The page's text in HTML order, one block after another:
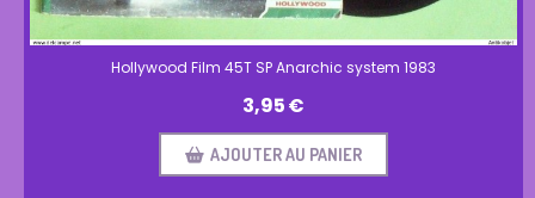
Hollywood Film 45T SP Anarchic system 1983
3,95€
AJOUTER AU PANIER